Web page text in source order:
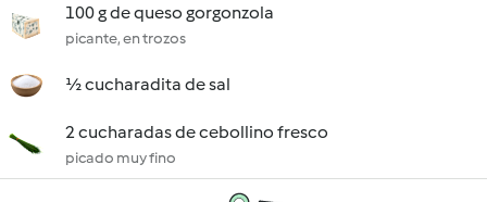
100 g de queso gorgonzola
picante, en trozos
½ cucharadita de sal
2 cucharadas de cebollino fresco
picado muy fino